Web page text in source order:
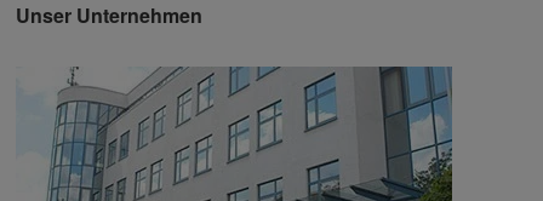
Unser Unternehmen